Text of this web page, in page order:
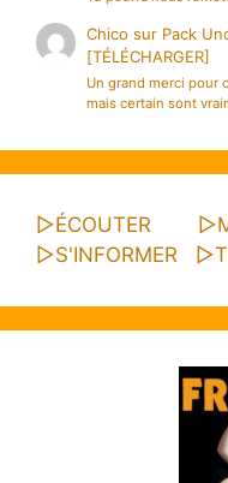
Chico sur Pack
[TÉLÉCHARGER]
Un grand merci pour
mais certain sont
▷ÉCOUTER ▷
▷S'INFORMER ▷